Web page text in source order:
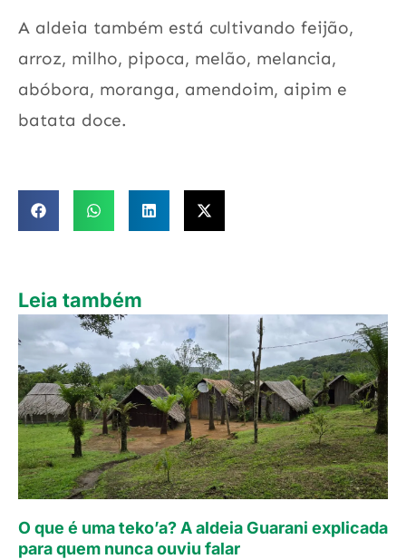
A aldeia também está cultivando feijão,
arroz, milho, pipoca, melão, melancia,
abóbora, moranga, amendoim, aipim e
batata doce.
Leia também
O que é uma teko’a? A aldeia Guarani explicada
para quem nunca ouviu falar